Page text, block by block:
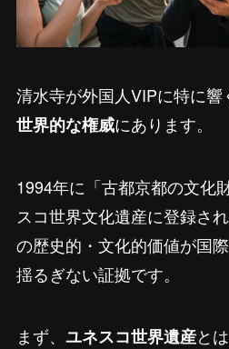
清水寺が外国人VIPに特に
世界的な権威にあります。
1994年に「古都京都の文化
スコ世界文化遺産に登録さ
の歴史的・文化的価値が国
揺るぎない証拠です。
まず、 ユネスコ世界遺産と